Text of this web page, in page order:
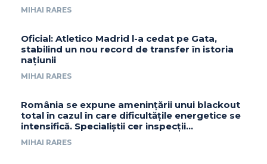
MIHAI RARES
Oficial: Atletico Madrid l-a cedat pe Gata,
stabilind un nou record de transfer în istoria
națiunii
MIHAI RARES
România se expune amenințării unui blackout
total în cazul în care dificultățile energetice se
intensifică. Specialiștii cer inspecții…
MIHAI RARES